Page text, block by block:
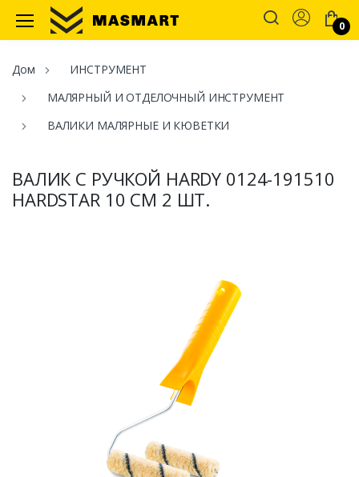
Masmart
Account
0
Дом
ИНСТРУМЕНТ
МАЛЯРНЫЙ И ОТДЕЛОЧНЫЙ ИНСТРУМЕНТ
ВАЛИКИ МАЛЯРНЫЕ И КЮВЕТКИ
ВАЛИК С РУЧКОЙ HARDY 0124-191510
HARDSTAR 10 СМ 2 ШТ.